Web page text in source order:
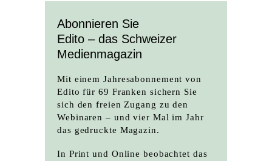
Abonnieren Sie
Edito – das Schweizer
Medienmagazin
Mit einem Jahresabonnement von
Edito für 69 Franken sichern Sie
sich den freien Zugang zu den
Webinaren – und vier Mal im Jahr
das gedruckte Magazin.
In Print und Online beobachtet das